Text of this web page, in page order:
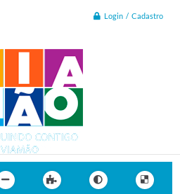
Login / Cadastro